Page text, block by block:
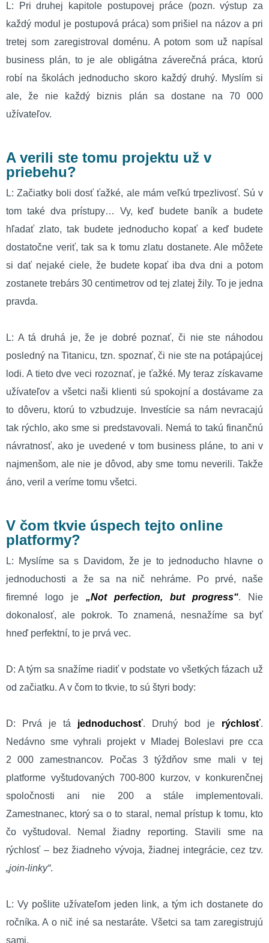
L: Pri druhej kapitole postupovej práce (pozn. výstup za
každý modul je postupová práca) som prišiel na názov a pri
tretej som zaregistroval doménu. A potom som už napísal
business plán, to je ale obligátna záverečná práca, ktorú
robí na školách jednoducho skoro každý druhý. Myslím si
ale, že nie každý biznis plán sa dostane na 70 000
užívateľov.
A verili ste tomu projektu už v
priebehu?
L: Začiatky boli dosť ťažké, ale mám veľkú trpezlivosť. Sú v
tom také dva prístupy… Vy, keď budete baník a budete
hľadať zlato, tak budete jednoducho kopať a keď budete
dostatočne veriť, tak sa k tomu zlatu dostanete. Ale môžete
si dať nejaké ciele, že budete kopať iba dva dni a potom
zostanete trebárs 30 centimetrov od tej zlatej žily. To je jedna
pravda.
L: A tá druhá je, že je dobré poznať, či nie ste náhodou
posledný na Titanicu, tzn. spoznať, či nie ste na potápajúcej
lodi. A tieto dve veci rozoznať, je ťažké. My teraz získavame
užívateľov a všetci naši klienti sú spokojní a dostávame za
to dôveru, ktorú to vzbudzuje. Investície sa nám nevracajú
tak rýchlo, ako sme si predstavovali. Nemá to takú finančnú
návratnosť, ako je uvedené v tom business pláne, to ani v
najmenšom, ale nie je dôvod, aby sme tomu neverili. Takže
áno, veril a veríme tomu všetci.
V čom tkvie úspech tejto online
platformy?
L: Myslíme sa s Davidom, že je to jednoducho hlavne o
jednoduchosti a že sa na nič nehráme. Po prvé, naše
firemné logo je „Not perfection, but progress“. Nie
dokonalosť, ale pokrok. To znamená, nesnažíme sa byť
hneď perfektní, to je prvá vec.
D: A tým sa snažíme riadiť v podstate vo všetkých fázach už
od začiatku. A v čom to tkvie, to sú štyri body:
D: Prvá je tá jednoduchosť. Druhý bod je rýchlosť.
Nedávno sme vyhrali projekt v Mladej Boleslavi pre cca
2 000 zamestnancov. Počas 3 týždňov sme mali v tej
platforme vyštudovaných 700-800 kurzov, v konkurenčnej
spoločnosti ani nie 200 a stále implementovali.
Zamestnanec, ktorý sa o to staral, nemal prístup k tomu, kto
čo vyštudoval. Nemal žiadny reporting. Stavili sme na
rýchlosť – bez žiadneho vývoja, žiadnej integrácie, cez tzv.
„join-linky“.
L: Vy pošlite užívateľom jeden link, a tým ich dostanete do
ročníka. A o nič iné sa nestaráte. Všetci sa tam zaregistrujú
sami.